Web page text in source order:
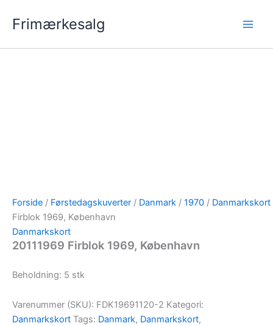
Frimærkesalg
Forside / Førstedagskuverter / Danmark / 1970 / Danmarkskort
Firblok 1969, København
Danmarkskort
20111969 Firblok 1969, København
Beholdning: 5 stk
Varenummer (SKU): FDK19691120-2 Kategori:
Danmarkskort Tags: Danmark, Danmarkskort,